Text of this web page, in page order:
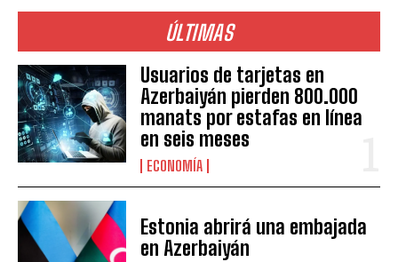
ÚLTIMAS
Usuarios de tarjetas en
Azerbaiyán pierden 800.000
manats por estafas en línea
en seis meses
ECONOMÍA
Estonia abrirá una embajada
en Azerbaiyán